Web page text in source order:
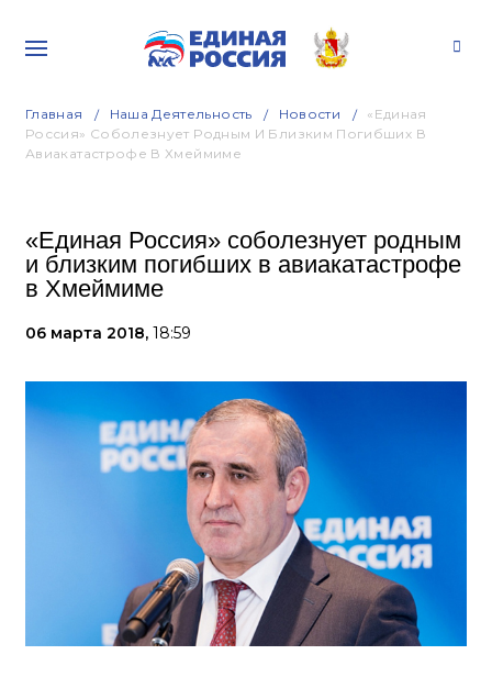
Главная Наша Деятельность Новости
«Единая
Россия» Соболезнует Родным И Близким Погибших В
Авиакатастрофе В Хмеймиме
«Единая Россия» соболезнует родным
и близким погибших в авиакатастрофе
в Хмеймиме
06 марта 2018, 18:59